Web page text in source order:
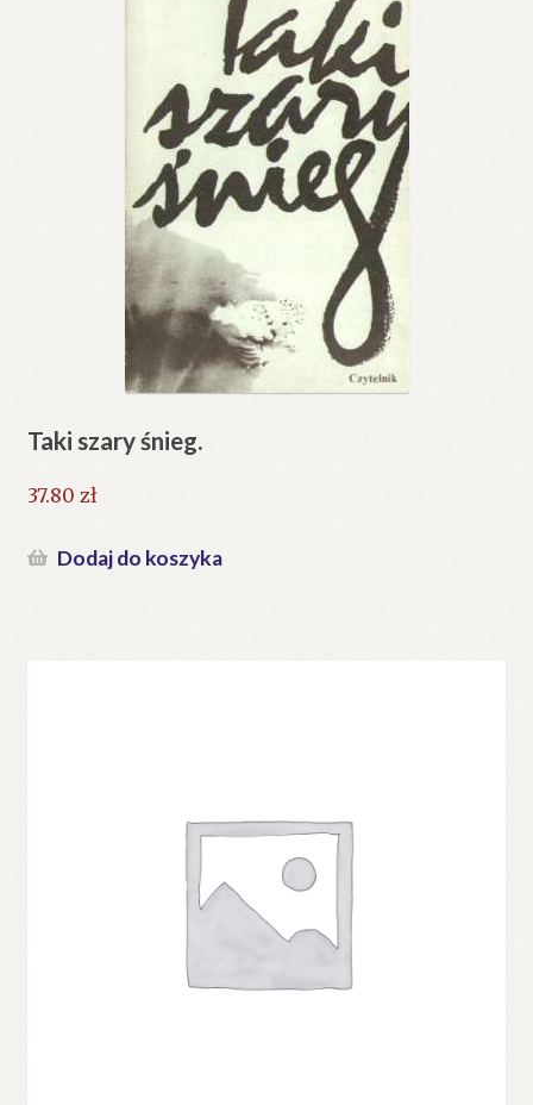
Taki szary śnieg.
37.80 zł
Dodaj do koszyka